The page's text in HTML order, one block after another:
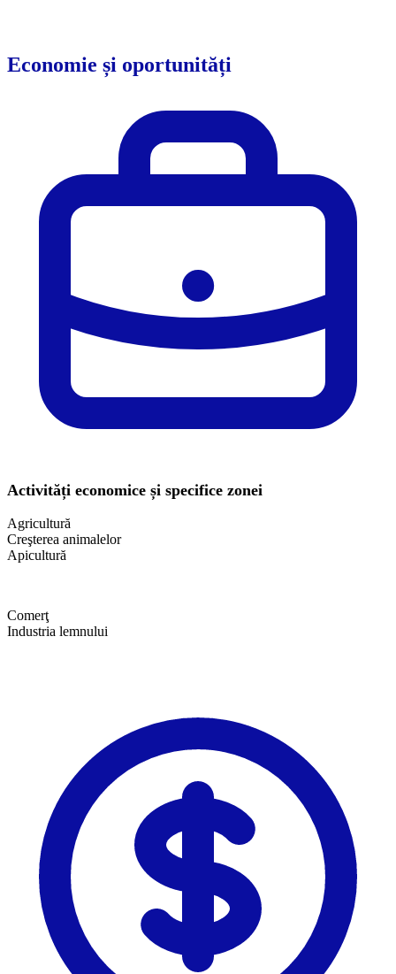
Economie și oportunități
Activități economice și specifice zonei
Agricultură
Creşterea animalelor
Apicultură
Comerţ
Industria lemnului